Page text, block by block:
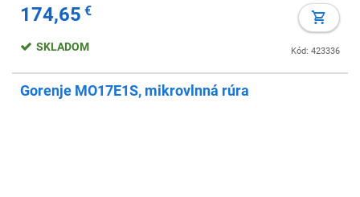
174,65 €
Kód: 423336
SKLADOM
Gorenje MO17E1S, mikrovlnná rúra